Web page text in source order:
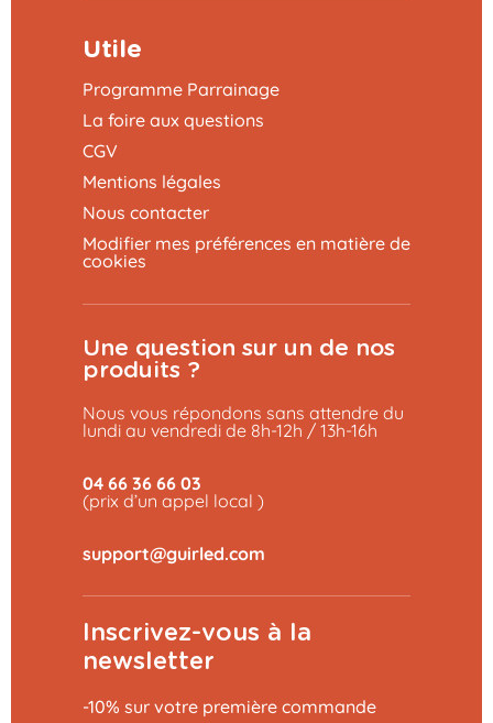
Utile
Programme Parrainage
La foire aux questions
CGV
Mentions légales
Nous contacter
Modifier mes préférences en matière de
cookies
Une question sur un de nos
produits ?
Nous vous répondons sans attendre du
lundi au vendredi de 8h-12h / 13h-16h
04 66 36 66 03
(prix d’un appel local )
Inscrivez-vous à la
newsletter
-10% sur votre première commande